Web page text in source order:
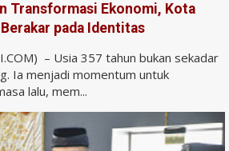
Transformasi Ekonomi, Kota
pada Identitas
– Usia 357 tahun bukan sekadar
Ia menjadi momentum untuk
lalu, mem...